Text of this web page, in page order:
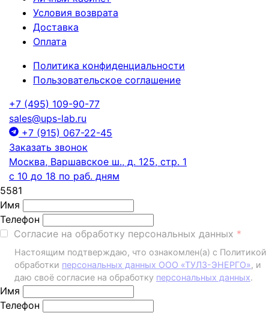
Условия возврата
Доставка
Оплата
Политика конфиденциальности
Пользовательское соглашение
+7 (495) 109-90-77
sales@ups-lab.ru
+7 (915) 067-22-45
Заказать звонок
Москва, Варшавское ш., д. 125, стр. 1
с 10 до 18 по раб. дням
5581
Имя
Телефон
Согласие на обработку персональных данных
Настоящим подтверждаю, что ознакомлен(а) с Политикой
обработки персональных данных ООО «ТУЛЗ-ЭНЕРГО», и
даю своё согласие на обработку персональных данных.
Имя
Телефон